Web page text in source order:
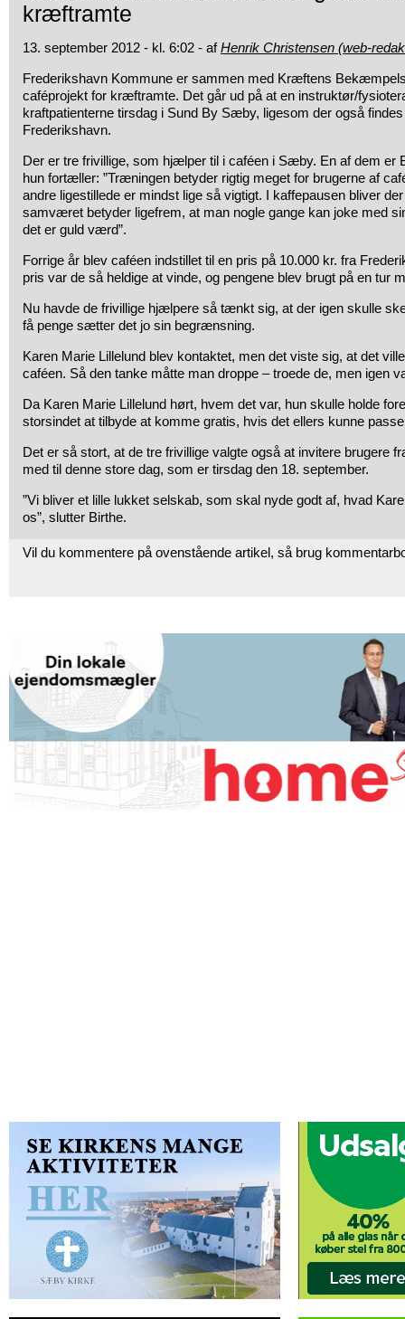
kræftramte
13. september 2012 - kl. 6:02 - afHenrik Christensen (web-
Frederikshavn Kommune er sammen med Kræftens
caféprojekt for kræftramte. Det går ud på at en instruktør/
kraftpatienterne tirsdag i Sund By Sæby, ligesom der også
Frederikshavn.
Der er tre frivillige, som hjælper til i caféen i Sæby. En af dem er
hun fortæller: ”Træningen betyder rigtig meget for brugerne af
andre ligestillede er mindst lige så vigtigt. I kaffepausen bliver
samværet betyder ligefrem, at man nogle gange kan joke med
det er guld værd”.
Forrige år blev caféen indstillet til en pris på 10.000 kr. fra
pris var de så heldige at vinde, og pengene blev brugt på en tur
Nu havde de frivillige hjælpere så tænkt sig, at der igen skulle
få penge sætter det jo sin begrænsning.
Karen Marie Lillelund blev kontaktet, men det viste sig, at det
caféen. Så den tanke måtte man droppe – troede de, men igen
Da Karen Marie Lillelund hørt, hvem det var, hun skulle holde
storsindet at tilbyde at komme gratis, hvis det ellers kunne
Det er så stort, at de tre frivillige valgte også at invitere brugere
med til denne store dag, som er tirsdag den 18. september.
”Vi bliver et lille lukket selskab, som skal nyde godt af, hvad
os”, slutter Birthe.
Vil du kommentere på ovenstående artikel, så brug